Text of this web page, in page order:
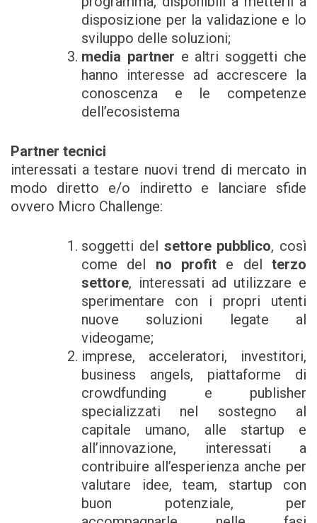
disposizione per la validazione e lo
sviluppo delle soluzioni;
media partner e altri soggetti che
hanno interesse ad accrescere la
conoscenza e le competenze
dell’ecosistema
Partner tecnici
interessati a testare nuovi trend di mercato in
modo diretto e/o indiretto e lanciare sfide
ovvero Micro Challenge:
soggetti del settore pubblico, così
come del no profit e delterzo
settore, interessati ad utilizzare e
sperimentare con i propri utenti
nuove soluzioni legate al
videogame;
imprese, acceleratori, investitori,
business angels, piattaforme di
crowdfunding e publisher
specializzati nel sostegno al
capitale umano, alle startup e
all’innovazione, interessati a
contribuire all’esperienza anche per
valutare idee, team, startup con
buon potenziale, per